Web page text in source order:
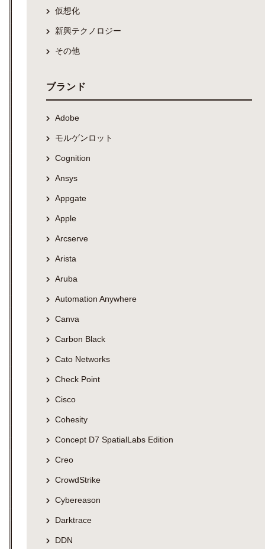
仮想化
新興テクノロジー
その他
ブランド
Adobe
モルゲンロット
Cognition
Ansys
Appgate
Apple
Arcserve
Arista
Aruba
Automation Anywhere
Canva
Carbon Black
Cato Networks
Check Point
Cisco
Cohesity
Concept D7 SpatialLabs Edition
Creo
CrowdStrike
Cybereason
Darktrace
DDN